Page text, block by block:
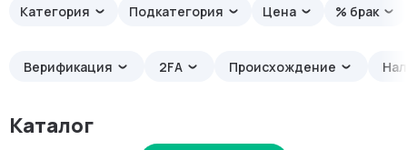
Категория Подкатегория Цена % брак
Верификация 2FA Происхождение
Каталог